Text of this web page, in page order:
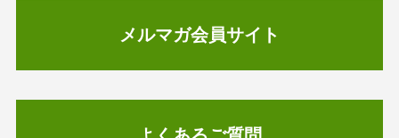
メルマガ会員サイト